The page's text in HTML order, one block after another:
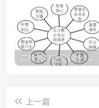
淆的，构成侵权。
害、赔偿损失等方
品的外包装、网页
侵犯我公司商标权。
二轮复习题型训练 主观题观点评析类
上一篇